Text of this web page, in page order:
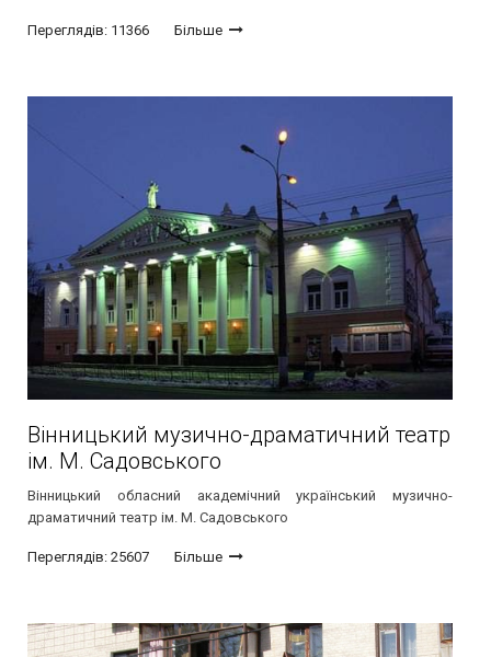
Переглядів: 11366 Більше
Вінницький музично-драматичний театр
ім. М. Садовського
Вінницький обласний академічний український музично-
драматичний театр ім. М. Садовського
Переглядів: 25607 Більше